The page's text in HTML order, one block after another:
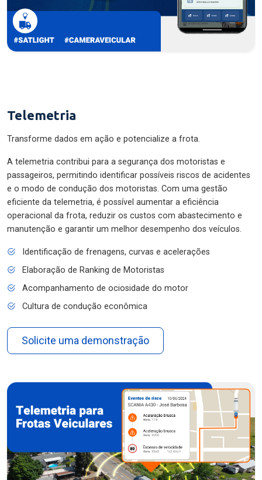
Telemetria
Transforme dados em ação e potencialize a frota.
A telemetria contribui para a segurança dos motoristas e
passageiros, permitindo identificar possíveis riscos de acidentes
e o modo de condução dos motoristas. Com uma gestão
eficiente da telemetria, é possível aumentar a eficiência
operacional da frota, reduzir os custos com abastecimento e
manutenção e garantir um melhor desempenho dos veículos.
Identificação de frenagens, curvas e acelerações
Elaboração de Ranking de Motoristas
Acompanhamento de ociosidade do motor
Cultura de condução econômica
Solicite uma demonstração